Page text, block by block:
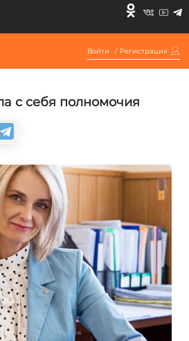
Войти / Регистрация
с себя полномочия